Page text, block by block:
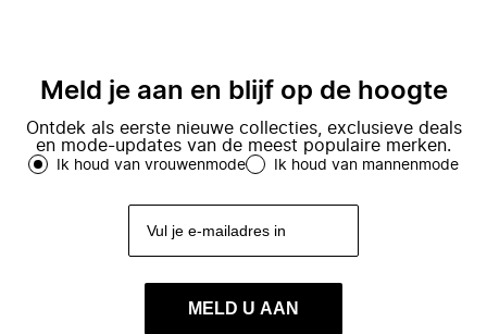
Meld je aan en blijf op de hoogte
Ontdek als eerste nieuwe collecties, exclusieve deals
en mode-updates van de meest populaire merken.
Ik houd van vrouwenmode Ik houd van mannenmode
MELD U AAN